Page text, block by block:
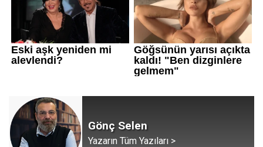
Gönç Selen
Yazarın Tüm Yazıları >